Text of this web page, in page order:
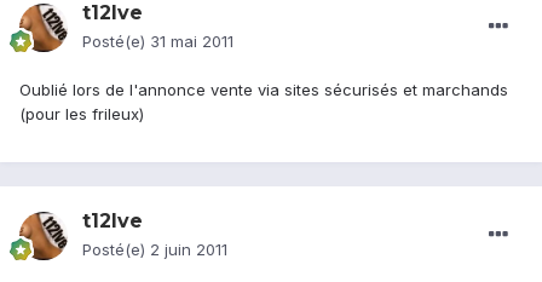
t12lve
Posté(e) 31 mai 2011
Oublié lors de l'annonce vente via sites sécurisés et marchands
(pour les frileux)
t12lve
Posté(e) 2 juin 2011